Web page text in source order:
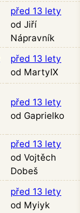
před 13 lety
od Jiří
Nápravník
před 13 lety
od MartyIX
před 13 lety
od Gaprielko
před 13 lety
od Vojtěch
Dobeš
před 13 lety
od Myiyk